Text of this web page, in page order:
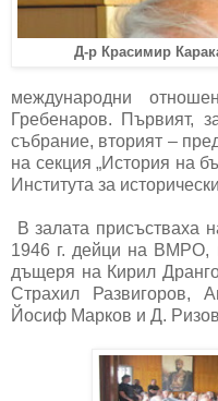
Д-р Красимир
международни
Гребенаров. Първият,
събрание, вторият –
на секция „История на
Института за
В залата присъстваха
1946 г. дейци на ВМРО,
дъщеря на Кирил
Страхил Развигоров,
Йосиф Марков и Д.